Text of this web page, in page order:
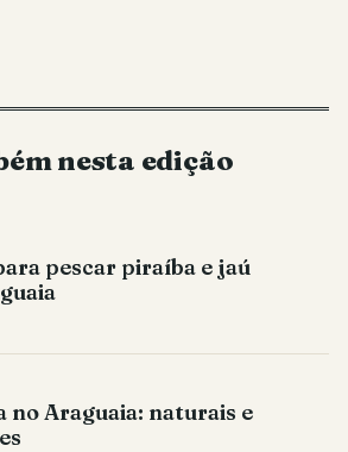
nesta edição
pescar piraíba e jaú
no Araguaia: naturais e